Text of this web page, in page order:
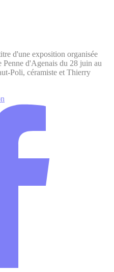
d'une exposition organisée
Penne d'Agenais du 28 juin au
Poli, céramiste et Thierry